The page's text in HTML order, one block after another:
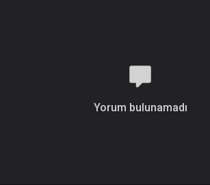
Yorum bulunamadı